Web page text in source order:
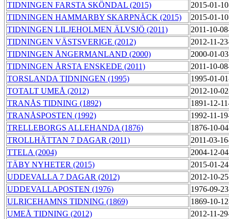
TIDNINGEN FARSTA SKÖNDAL (2015)
2015-01-
TIDNINGEN HAMMARBY SKARPNÄCK (2015)
2015-01-
TIDNINGEN LILJEHOLMEN ÄLVSJÖ (2011)
2011-10-
TIDNINGEN VÄSTSVERIGE (2012)
2012-11-
TIDNINGEN ÅNGERMANLAND (2000)
2000-01-
TIDNINGEN ÅRSTA ENSKEDE (2011)
2011-10-
TORSLANDA TIDNINGEN (1995)
1995-01-
TOTALT UMEÅ (2012)
2012-10-
TRANÅS TIDNING (1892)
1891-12-
TRANÅSPOSTEN (1992)
1992-11-
TRELLEBORGS ALLEHANDA (1876)
1876-10-
TROLLHÄTTAN 7 DAGAR (2011)
2011-03-
TTELA (2004)
2004-12-
TÄBY NYHETER (2015)
2015-01-
UDDEVALLA 7 DAGAR (2012)
2012-10-
UDDEVALLAPOSTEN (1976)
1976-09-
ULRICEHAMNS TIDNING (1869)
1869-10-
UMEÅ TIDNING (2012)
2012-11-